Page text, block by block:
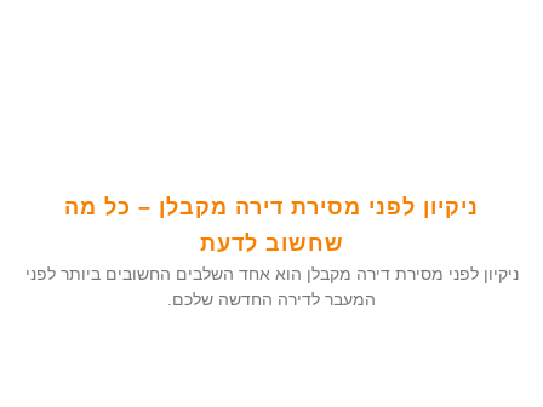
ניקיון לפני מסירת דירה מקבלן – כל מה
שחשוב לדעת
ניקיון לפני מסירת דירה מקבלן הוא אחד השלבים החשובים ביותר לפני
המעבר לדירה החדשה שלכם.